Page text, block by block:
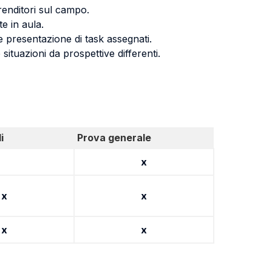
sul campo.
in aula.
di task assegnati.
da prospettive differenti.
Prova generale
x
x x
x x